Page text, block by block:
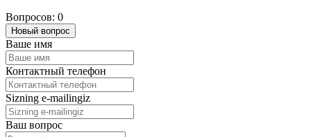
Вопросов: 0
Новый вопрос
Ваше имя
Контактный телефон
Sizning e-mailingiz
Ваш вопрос